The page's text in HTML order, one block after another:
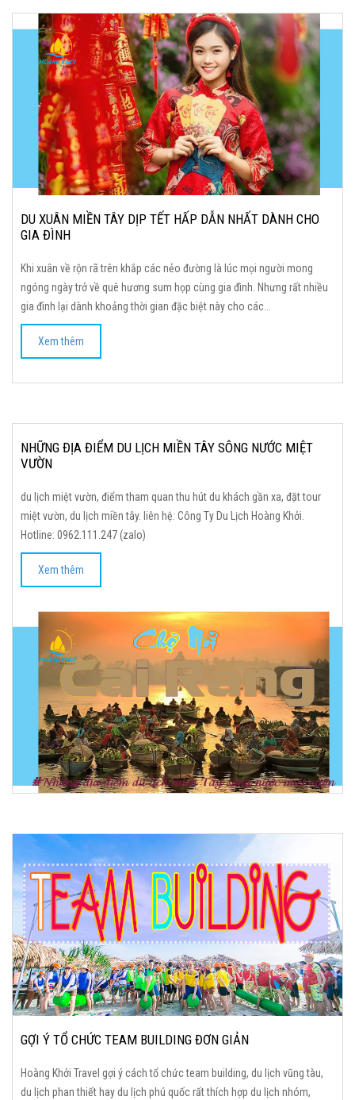
DU XUÂN MIỀN TÂY DỊP TẾT HẤP DẪN NHẤT DÀNH CHO
GIA ĐÌNH
Khi xuân về rộn rã trên khắp các nẻo đường là lúc mọi người mong
ngóng ngày trở về quê hương sum họp cùng gia đình. Nhưng rất nhiều
gia đình lại dành khoảng thời gian đặc biệt này cho các...
Xem thêm
NHỮNG ĐỊA ĐIỂM DU LỊCH MIỀN TÂY SÔNG NƯỚC MIỆT
VƯỜN
du lịch miệt vườn, điểm tham quan thu hút du khách gần xa, đặt tour
miệt vườn, du lịch miền tây. liên hệ: Công Ty Du Lịch Hoàng Khởi.
Hotline: 0962.111.247 (zalo)
Xem thêm
GỢI Ý TỔ CHỨC TEAM BUILDING ĐƠN GIẢN
Hoàng Khởi Travel gợi ý cách tổ chức team building, du lịch vũng tàu,
du lịch phan thiết hay du lịch phú quốc rất thích hợp du lịch nhóm,